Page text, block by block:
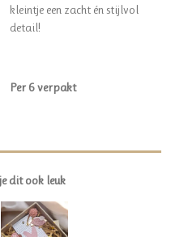
kleintje een zacht én stijlvol
detail!
Per 6 verpakt
dit ook leuk